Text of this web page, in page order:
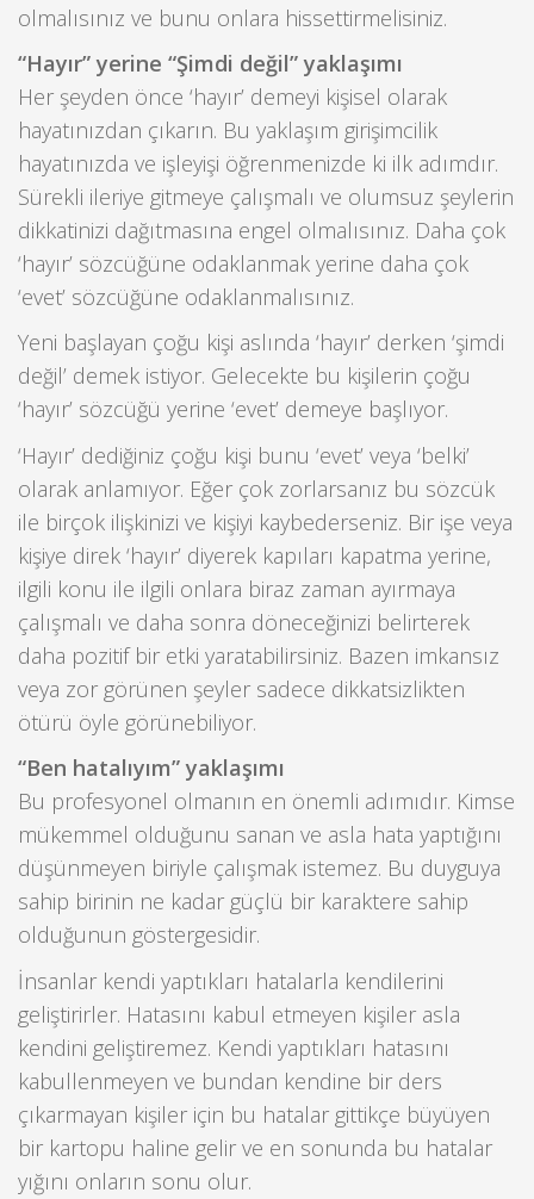
olmalısınız ve bunu onlara hissettirmelisiniz.
“Hayır” yerine “Şimdi değil” yaklaşımı
Her şeyden önce ‘hayır’ demeyi kişisel olarak
hayatınızdan çıkarın. Bu yaklaşım girişimcilik
hayatınızda ve işleyişi öğrenmenizde ki ilk adımdır.
Sürekli ileriye gitmeye çalışmalı ve olumsuz şeylerin
dikkatinizi dağıtmasına engel olmalısınız. Daha çok
‘hayır’ sözcüğüne odaklanmak yerine daha çok
‘evet’ sözcüğüne odaklanmalısınız.
Yeni başlayan çoğu kişi aslında ‘hayır’ derken ‘şimdi
değil’ demek istiyor. Gelecekte bu kişilerin çoğu
‘hayır’ sözcüğü yerine ‘evet’ demeye başlıyor.
‘Hayır’ dediğiniz çoğu kişi bunu ‘evet’ veya ‘belki’
olarak anlamıyor. Eğer çok zorlarsanız bu sözcük
ile birçok ilişkinizi ve kişiyi kaybederseniz. Bir işe veya
kişiye direk ‘hayır’ diyerek kapıları kapatma yerine,
ilgili konu ile ilgili onlara biraz zaman ayırmaya
çalışmalı ve daha sonra döneceğinizi belirterek
daha pozitif bir etki yaratabilirsiniz. Bazen imkansız
veya zor görünen şeyler sadece dikkatsizlikten
ötürü öyle görünebiliyor.
“Ben hatalıyım” yaklaşımı
Bu profesyonel olmanın en önemli adımıdır. Kimse
mükemmel olduğunu sanan ve asla hata yaptığını
düşünmeyen biriyle çalışmak istemez. Bu duyguya
sahip birinin ne kadar güçlü bir karaktere sahip
olduğunun göstergesidir.
İnsanlar kendi yaptıkları hatalarla kendilerini
geliştirirler. Hatasını kabul etmeyen kişiler asla
kendini geliştiremez. Kendi yaptıkları hatasını
kabullenmeyen ve bundan kendine bir ders
çıkarmayan kişiler için bu hatalar gittikçe büyüyen
bir kartopu haline gelir ve en sonunda bu hatalar
yığını onların sonu olur.